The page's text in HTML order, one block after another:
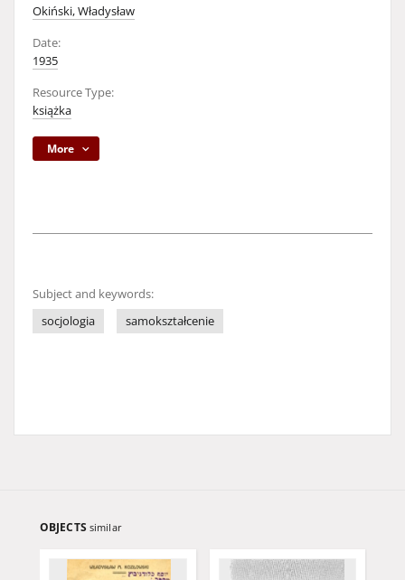
Okiński, Władysław
Date:
1935
Resource Type:
książka
More
Subject and keywords:
socjologia
samokształcenie
OBJECTS similar